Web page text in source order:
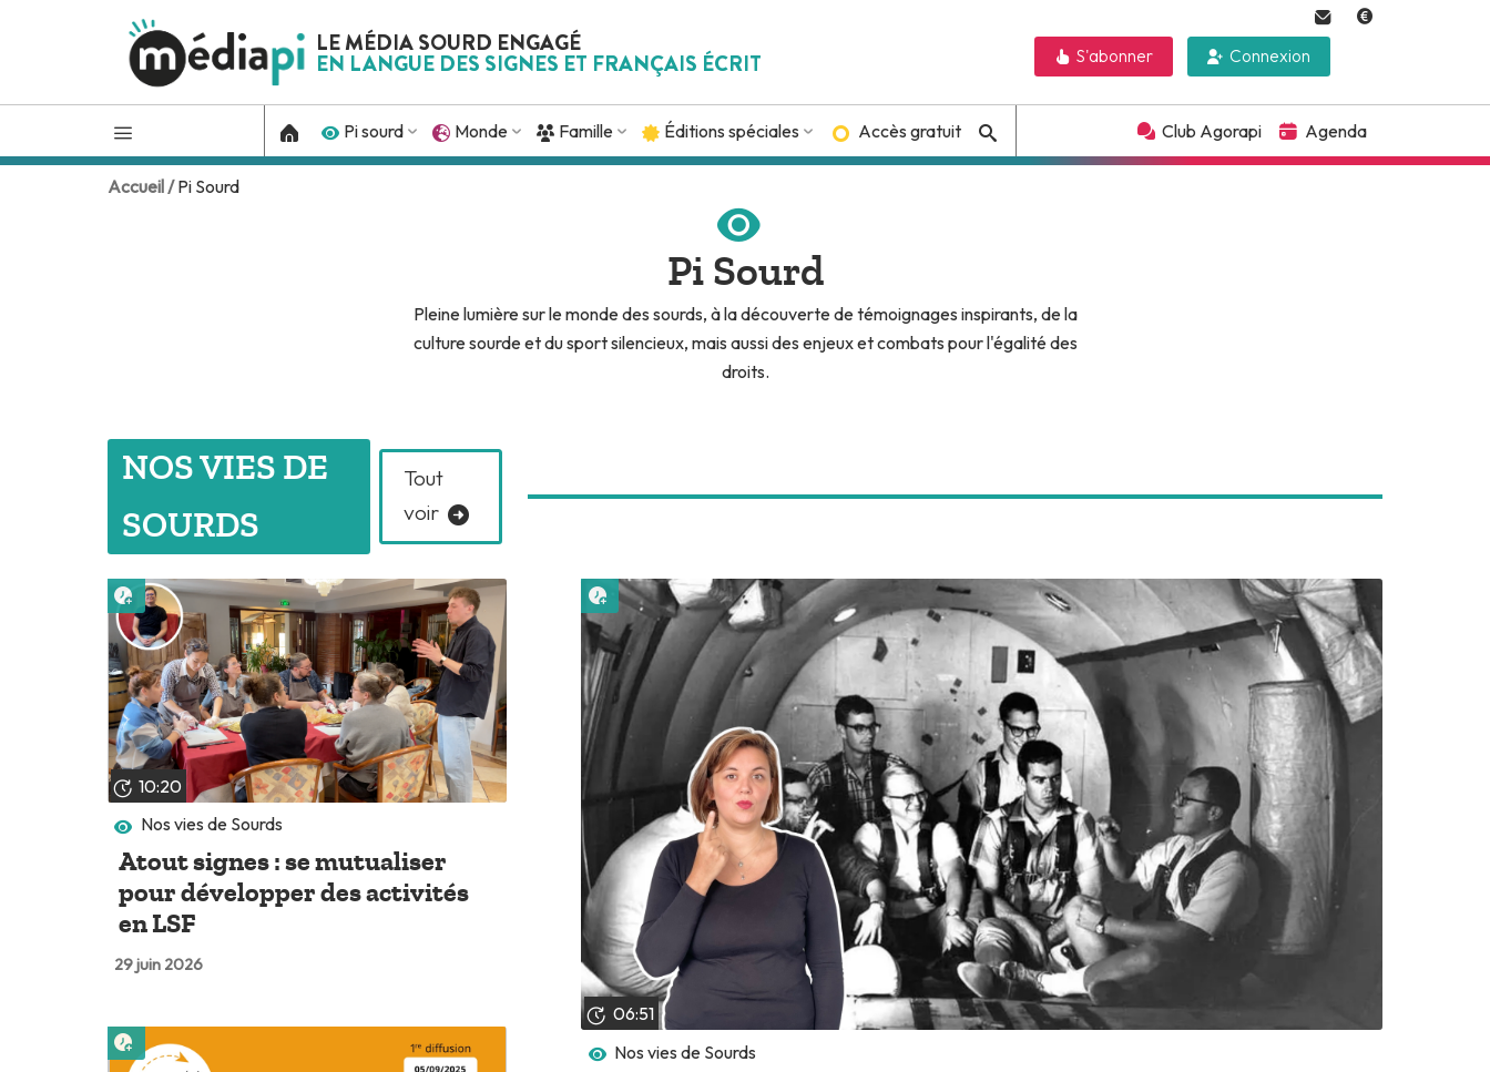
LE MÉDIA SOURD ENGAGÉ
EN LANGUE DES SIGNES ET FRANÇAIS ÉCRIT Connexion
S'abonner
Pi sourd Monde Famille Éditions spéciales Accès gratuit Club Agorapi Agenda
Accueil /Pi Sourd
Pi Sourd
Pleine lumière sur le monde des sourds, à la découverte de témoignages inspirants, de la
culture sourde et du sport silencieux, mais aussi des enjeux et combats pour l'égalité des
droits.
NOS VIES DE
SOURDS
Tout
voir
10:20
Nos vies de Sourds
Atout signes : se mutualiser
pour développer des activités
en LSF
29 juin 2026
Lire plus tard
06:51
Nos vies de Sourds
Lire plus tard